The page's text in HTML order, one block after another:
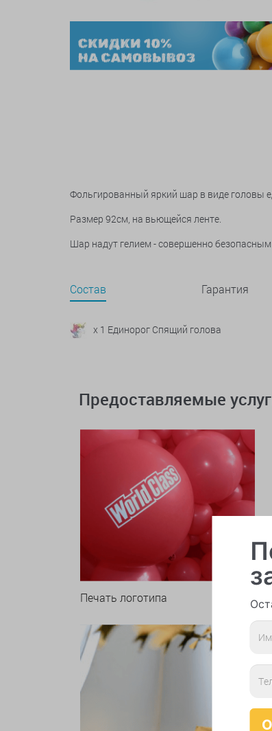
Фольгированный яркий шар в виде головы
Размер 92см, на вьющейся ленте.
Шар надут гелием - совершенно
Состав Гарантия
x 1 Единорог Спящий голова
Предоставляемые
Печать логотипа